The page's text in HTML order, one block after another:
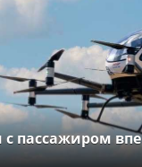
с пассажиром